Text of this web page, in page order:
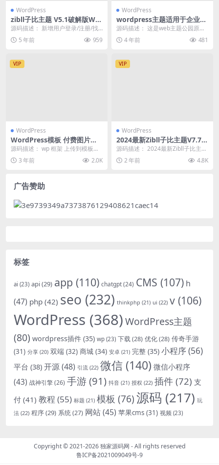
WordPress
zibll子比主题 V5.1破解版Wor
dPress主题+新增阿里云短信/
腾讯云/短信宝/风吹雨短信接
口
源码描述： 新增用户登录/注册/找
回密码页面及多项对应设置(自动生
成无需设置) ...
5 年前 959
WordPress
wordpress主题适用于企业医
美婚庆摄影photopark-free
主题
源码描述： 这是web主题公园原创
分享的一款婚庆摄影wordpress主
题，版权...
4 年前 481
VIP
WordPress
WordPress模板 付费图片系
统可用于个人写真站等等
源码描述： wp 框架 上传到模板就
可以 拿别人写真收费贩卖属违法行
为！ 本站只...
3 年前 2.0K
VIP
WordPress
2024最新Zibll子比主题V7.7版
本完美破解授权可用（含教
程）
源码描述： 2024最新Zibll子比主题
V7.7版本完美破解授权可用（含教
程）...2 年前 4.8K
广告赞助
标签
ai (23) api(29) app (110) chatgpt(24) CMS (107) h
(47) php (42) seo (232) thinkphp (21) ui (22) v (106)
WordPress (368)WordPress主题
(80) wordpress插件 (35) wp (23) 下载(28) 优化(28) 传奇手游
(31) 分享 (20) 双端 (32) 商城 (34) 安卓 (21) 完整 (35) 小程序(56)
平台 (38) 开源(48) 引流 (22) 微信 (140) 微信小程序
(43) 战神引擎(26) 手游(91) 抖音 (21) 授权 (22) 插件 (72) 支
付 (41) 教程 (55) 标题 (21) 模板 (76)源码 (217) 玩
法 (22) 程序(29) 系统(27) 网站(45) 苹果cms (31) 视频 (23)
Copyright © 2021-2026独家源码网 - All rights reserved
鲁ICP备2021009049号-9